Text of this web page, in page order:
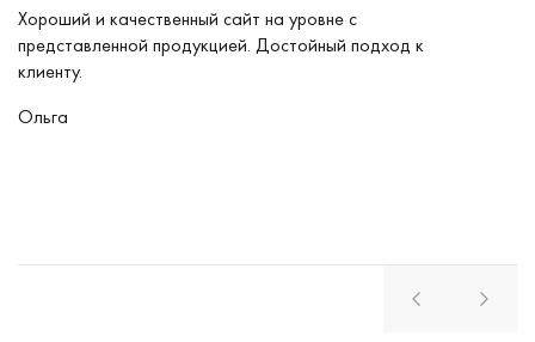
Хороший и качественный сайт на уровне с
представленной продукцией. Достойный подход к
клиенту.
Ольга